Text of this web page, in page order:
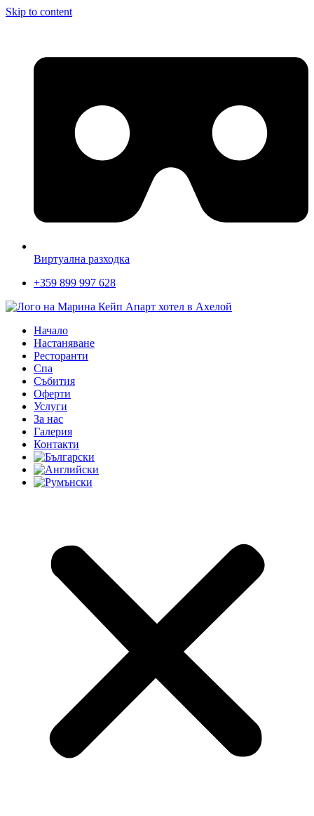
Skip to content
Виртуална разходка
+359 899 997 628
Начало
Настаняване
Ресторанти
Спа
Събития
Оферти
Услуги
За нас
Галерия
Контакти